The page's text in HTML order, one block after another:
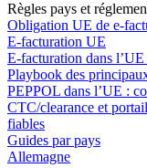
Règles pays et
Obligation UE de e-
E-facturation UE
E‑facturation dans
Playbook des
PEPPOL dans l’UE :
CTC/clearance et
fiables
Guides par pays
Allemagne